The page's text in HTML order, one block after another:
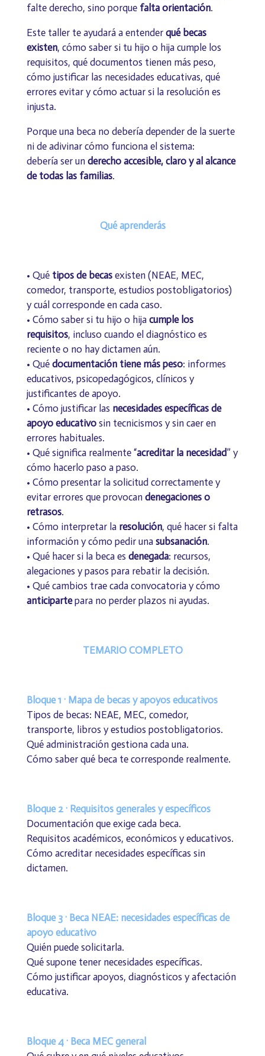
falte derecho, sino porque falta orientación.
Este taller te ayudará a entender qué becas
existen, cómo saber si tu hijo o hija cumple los
requisitos, qué documentos tienen más peso,
cómo justificar las necesidades educativas, qué
errores evitar y cómo actuar si la resolución es
injusta.
Porque una beca no debería depender de la suerte
ni de adivinar cómo funciona el sistema:
debería ser un derecho accesible, claro y al alcance
de todas las familias.
Qué aprenderás
• Qué tipos de becasexisten (NEAE, MEC,
comedor, transporte, estudios postobligatorios)
y cuál corresponde en cada caso.
• Cómo saber si tu hijo o hija cumple los
requisitos, incluso cuando el diagnóstico es
reciente o no hay dictamen aún.
• Qué documentación tiene más peso: informes
educativos, psicopedagógicos, clínicos y
justificantes de apoyo.
• Cómo justificar las necesidades específicas de
apoyo educativosin tecnicismos y sin caer en
errores habituales.
• Qué significa realmente “acreditar la necesidad” y
cómo hacerlo paso a paso.
• Cómo presentar la solicitud correctamente y
evitar errores que provocan denegaciones o
retrasos.
• Cómo interpretar la resolución, qué hacer si falta
información y cómo pedir una subsanación.
• Qué hacer si la beca es denegada: recursos,
alegaciones y pasos para rebatir la decisión.
• Qué cambios trae cada convocatoria y cómo
anticipartepara no perder plazos ni ayudas.
TEMARIO COMPLETO
Bloque 1 · Mapa de becas y apoyos educativos
Tipos de becas: NEAE, MEC, comedor,
transporte, libros y estudios postobligatorios.
Qué administración gestiona cada una.
Cómo saber qué beca te corresponde realmente.
Bloque 2 · Requisitos generales y específicos
Documentación que exige cada beca.
Requisitos académicos, económicos y educativos.
Cómo acreditar necesidades específicas sin
dictamen.
Bloque 3 · Beca NEAE: necesidades específicas de
apoyo educativo
Quién puede solicitarla.
Qué supone tener necesidades específicas.
Cómo justificar apoyos, diagnósticos y afectación
educativa.
Bloque 4 · Beca MEC general